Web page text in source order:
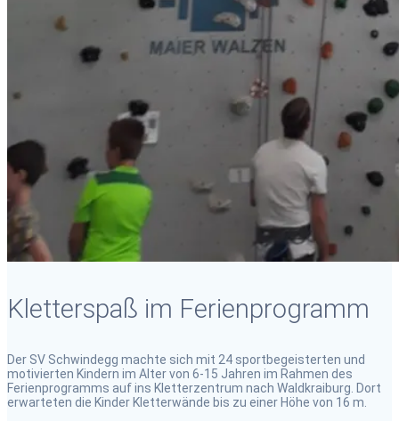
Kletterspaß im Ferienprogramm
Der SV Schwindegg machte sich mit 24 sportbegeisterten und
motivierten Kindern im Alter von 6-15 Jahren im Rahmen des
Ferienprogramms auf ins Kletterzentrum nach Waldkraiburg. Dort
erwarteten die Kinder Kletterwände bis zu einer Höhe von 16 m.